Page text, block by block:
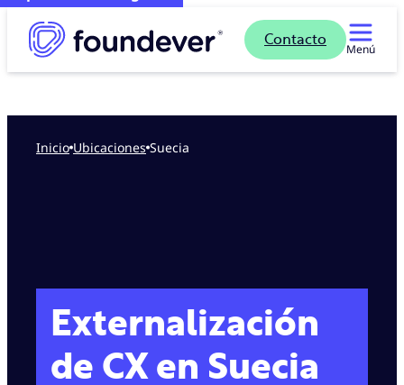
Contacto
Menú
Inicio ubicaciones Suecia
Externalización
de CX en Suecia